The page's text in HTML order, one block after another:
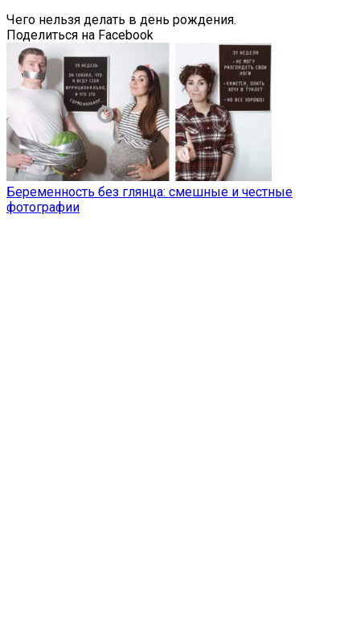
Чего нельзя делать в день рождения.
Поделиться на Facebook
Беременность без глянца: смешные и честные
фотографии